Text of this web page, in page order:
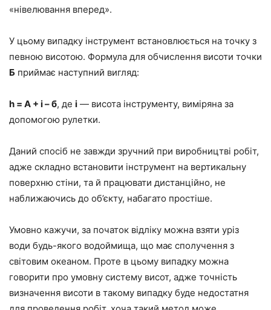
«нівелювання вперед».
У цьому випадку інструмент встановлюється на точку з
певною висотою. Формула для обчислення висоти точки
Б приймає наступний вигляд:
h = А + i – б, де i — висота інструменту, виміряна за
допомогою рулетки.
Даний спосіб не завжди зручний при виробництві робіт,
адже складно встановити інструмент на вертикальну
поверхню стіни, та й працювати дистанційно, не
наближаючись до об’єкту, набагато простіше.
Умовно кажучи, за початок відліку можна взяти уріз
води будь-якого водоймища, що має сполучення з
світовим океаном. Проте в цьому випадку можна
говорити про умовну систему висот, адже точність
визначення висоти в такому випадку буде недостатня